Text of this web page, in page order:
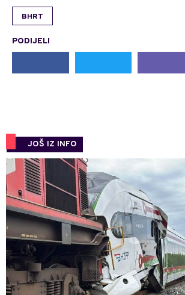
BHRT
PODIJELI
JOŠ IZ INFO